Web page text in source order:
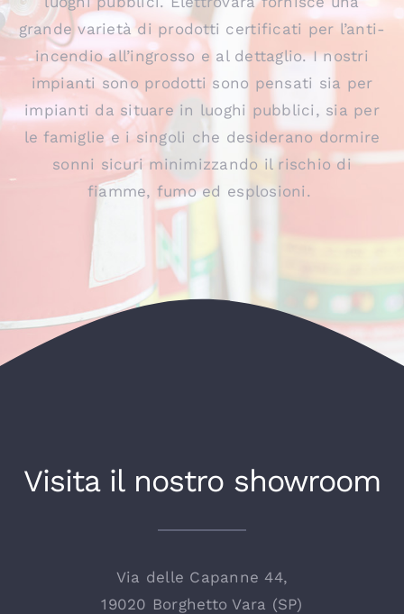
grande varietà di prodotti certificati per l’anti-
incendio all’ingrosso e al dettaglio. I nostri
impianti sono prodotti sono pensati sia per
impianti da situare in luoghi pubblici, sia per
le famiglie e i singoli che desiderano dormire
sonni sicuri minimizzando il rischio di
fiamme, fumo ed esplosioni.
Visita il nostro showroom
Via delle Capanne 44,
19020 Borghetto Vara (SP)